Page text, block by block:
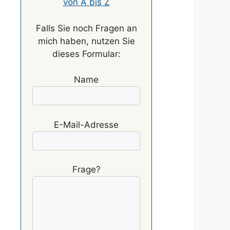
von A bis Z
Falls Sie noch Fragen an
mich haben, nutzen Sie
dieses Formular:
Name
E-Mail-Adresse
Frage?